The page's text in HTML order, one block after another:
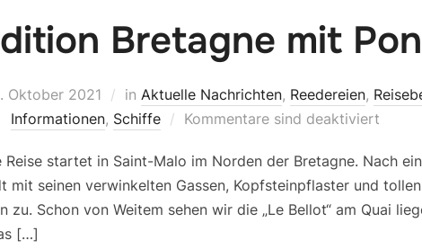
Bretagne mit
Oktober 2021 in Aktuelle Nachrichten, Reedereien,
Informationen, Schiffe Kommentare sind deaktiviert
Reise startet in Saint-Malo im Norden der Bretagne. Nach
mit seinen verwinkelten Gassen, Kopfsteinpflaster und
zu. Schon von Weitem sehen wir die „Le Bellot“ am Quai
[…]